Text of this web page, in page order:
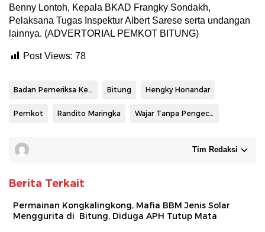
Benny Lontoh, Kepala BKAD Frangky Sondakh,
Pelaksana Tugas Inspektur Albert Sarese serta undangan
lainnya. (ADVERTORIAL PEMKOT BITUNG)
Post Views: 78
Badan Pemeriksa Keuangan Bitung Hengky Honandar
Pemkot Randito Maringka Wajar Tanpa Pengecualian
Tim Redaksi
Berita Terkait
Permainan Kongkalingkong, Mafia BBM Jenis Solar
Menggurita di Bitung, Diduga APH Tutup Mata